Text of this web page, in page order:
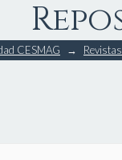
CESMAG → Revistas